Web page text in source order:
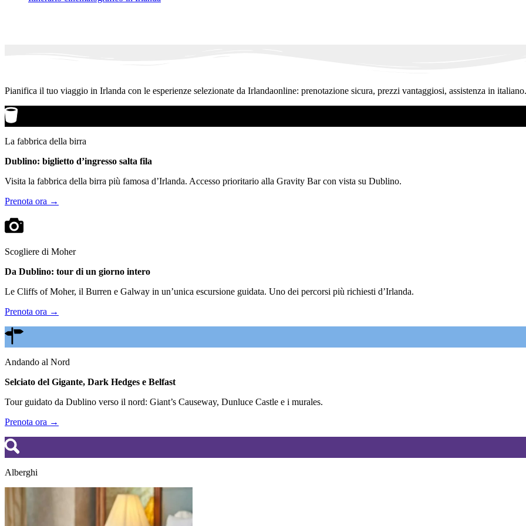
Pianifica il tuo viaggio in Irlanda con le esperienze selezionate da Irlandaonline: prenotazione sicura, prezzi vantaggiosi, assistenza in italiano.
La fabbrica della birra
Dublino: biglietto d’ingresso salta fila
Visita la fabbrica della birra più famosa d’Irlanda. Accesso prioritario alla Gravity Bar con vista su Dublino.
Prenota ora →
Scogliere di Moher
Da Dublino: tour di un giorno intero
Le Cliffs of Moher, il Burren e Galway in un’unica escursione guidata. Uno dei percorsi più richiesti d’Irlanda.
Prenota ora →
Andando al Nord
Selciato del Gigante, Dark Hedges e Belfast
Tour guidato da Dublino verso il nord: Giant’s Causeway, Dunluce Castle e i murales.
Prenota ora →
Alberghi